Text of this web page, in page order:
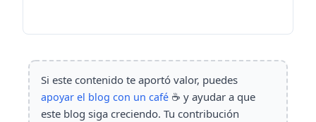
Si este contenido te aportó valor, puedes
apoyar el blog con un café ☕ y ayudar a que
este blog siga creciendo. Tu contribución